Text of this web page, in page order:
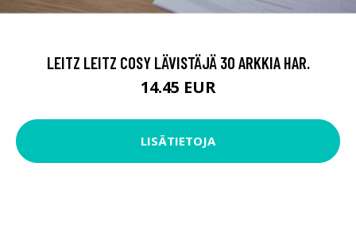
LEITZ LEITZ COSY LÄVISTÄJÄ 30 ARKKIA HAR.
14.45 EUR
LISÄTIETOJA